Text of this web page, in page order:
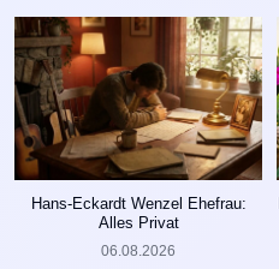
Hans-Eckardt Wenzel Ehefrau:
Alles Privat
06.08.2026